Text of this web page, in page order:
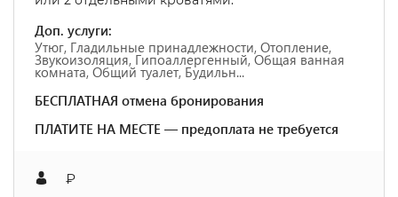
Доп. услуги:
Утюг, Гладильные принадлежности, Отопление,
Звукоизоляция, Гипоаллергенный, Общая ванная
комната, Общий туалет, Будильн...
БЕСПЛАТНАЯ отмена бронирования
ПЛАТИТЕ НА МЕСТЕ — предоплата не требуется
₽